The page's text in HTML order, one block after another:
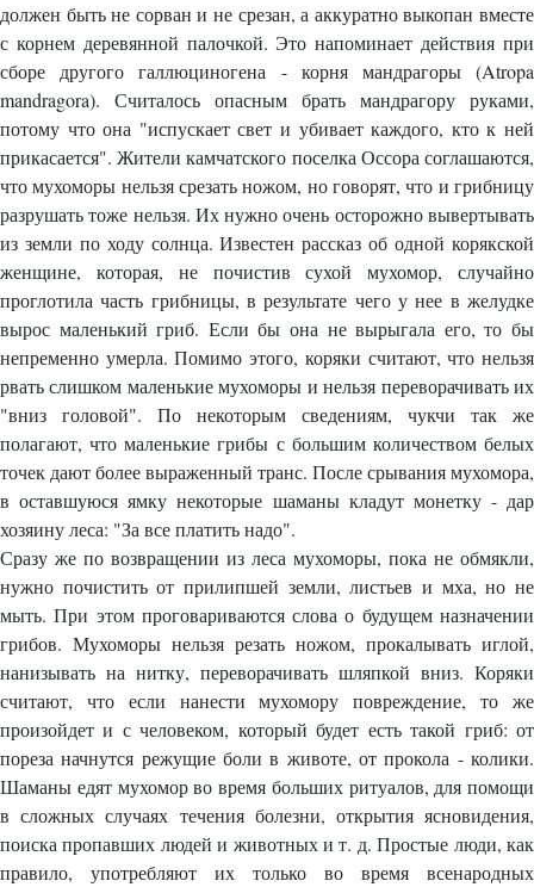
должен быть не сорван и не срезан, а аккуратно выкопан вместе
с корнем деревянной палочкой. Это напоминает действия при
сборе другого галлюциногена - корня мандрагоры (Atropa
mandragora). Считалось опасным брать мандрагору руками,
потому что она "испускает свет и убивает каждого, кто к ней
прикасается". Жители камчатского поселка Оссора соглашаются,
что мухоморы нельзя срезать ножом, но говорят, что и грибницу
разрушать тоже нельзя. Их нужно очень осторожно вывертывать
из земли по ходу солнца. Известен рассказ об одной корякской
женщине, которая, не почистив сухой мухомор, случайно
проглотила часть грибницы, в результате чего у нее в желудке
вырос маленький гриб. Если бы она не вырыгала его, то бы
непременно умерла. Помимо этого, коряки считают, что нельзя
рвать слишком маленькие мухоморы и нельзя переворачивать их
"вниз головой". По некоторым сведениям, чукчи так же
полагают, что маленькие грибы с большим количеством белых
точек дают более выраженный транс. После срывания мухомора,
в оставшуюся ямку некоторые шаманы кладут монетку - дар
хозяину леса: "За все платить надо".
Сразу же по возвращении из леса мухоморы, пока не обмякли,
нужно почистить от прилипшей земли, листьев и мха, но не
мыть. При этом проговариваются слова о будущем назначении
грибов. Мухоморы нельзя резать ножом, прокалывать иглой,
нанизывать на нитку, переворачивать шляпкой вниз. Коряки
считают, что если нанести мухомору повреждение, то же
произойдет и с человеком, который будет есть такой гриб: от
пореза начнутся режущие боли в животе, от прокола - колики.
Шаманы едят мухомор во время больших ритуалов, для помощи
в сложных случаях течения болезни, открытия ясновидения,
поиска пропавших людей и животных и т. д. Простые люди, как
правило, употребляют их только во время всенародных